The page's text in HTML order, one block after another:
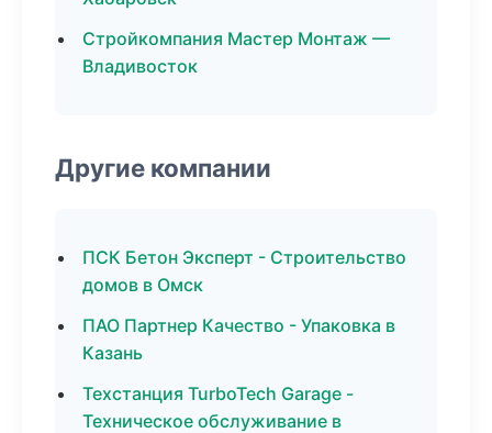
Стройкомпания Мастер Монтаж —
Владивосток
Другие компании
ПСК Бетон Эксперт - Строительство
домов в Омск
ПАО Партнер Качество - Упаковка в
Казань
Техстанция TurboTech Garage -
Техническое обслуживание в